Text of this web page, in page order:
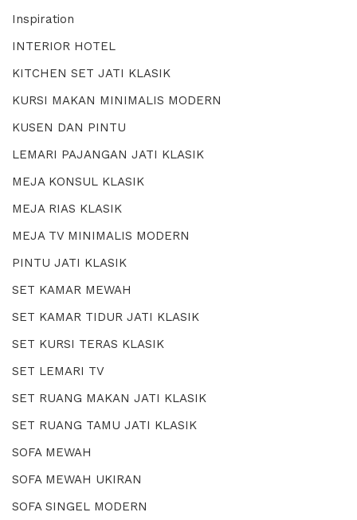
Inspiration
INTERIOR HOTEL
KITCHEN SET JATI KLASIK
KURSI MAKAN MINIMALIS MODERN
KUSEN DAN PINTU
LEMARI PAJANGAN JATI KLASIK
MEJA KONSUL KLASIK
MEJA RIAS KLASIK
MEJA TV MINIMALIS MODERN
PINTU JATI KLASIK
SET KAMAR MEWAH
SET KAMAR TIDUR JATI KLASIK
SET KURSI TERAS KLASIK
SET LEMARI TV
SET RUANG MAKAN JATI KLASIK
SET RUANG TAMU JATI KLASIK
SOFA MEWAH
SOFA MEWAH UKIRAN
SOFA SINGEL MODERN